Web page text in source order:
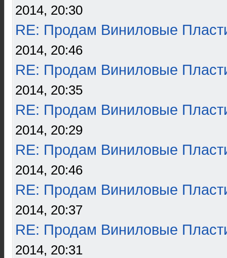
2014, 20:30
RE: Продам Виниловые
2014, 20:46
RE: Продам Виниловые
2014, 20:35
RE: Продам Виниловые
2014, 20:29
RE: Продам Виниловые
2014, 20:46
RE: Продам Виниловые
2014, 20:37
RE: Продам Виниловые
2014, 20:31